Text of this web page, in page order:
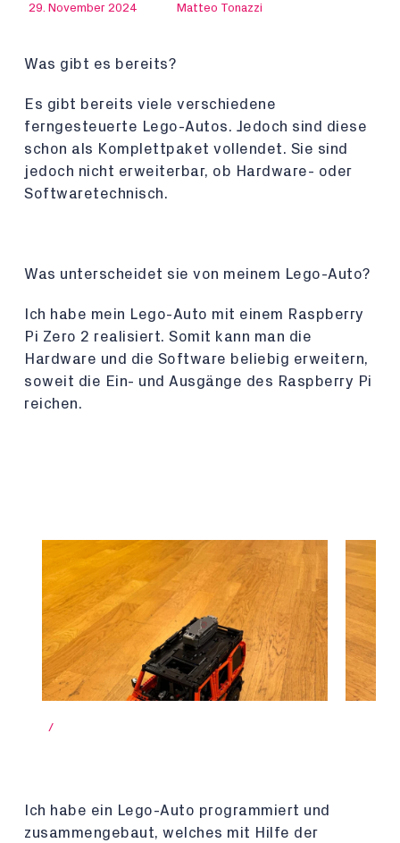
29. November 2024 Matteo Tonazzi
Was gibt es bereits?
Es gibt bereits viele verschiedene
ferngesteuerte Lego-Autos. Jedoch sind diese
schon als Komplettpaket vollendet. Sie sind
jedoch nicht erweiterbar, ob Hardware- oder
Softwaretechnisch.
Was unterscheidet sie von meinem Lego-Auto?
Ich habe mein Lego-Auto mit einem Raspberry
Pi Zero 2 realisiert. Somit kann man die
Hardware und die Software beliebig erweitern,
soweit die Ein- und Ausgänge des Raspberry Pi
reichen.
/
Ich habe ein Lego-Auto programmiert und
zusammengebaut, welches mit Hilfe der